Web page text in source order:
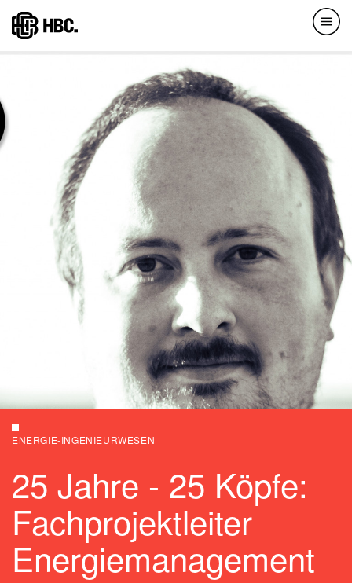
Direkt
zum
ENERGIE-INGENIEURWESEN
25 Jahre - 25 Köpfe:
Fachprojektleiter
Energiemanagement